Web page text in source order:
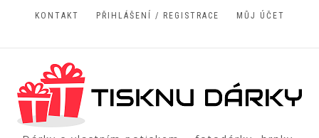
KONTAKT PŘIHLÁŠENÍ / REGISTRACE MŮJ ÚČET